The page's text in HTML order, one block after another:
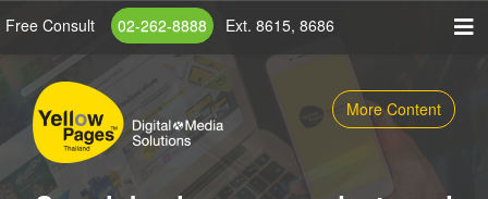
content
Free Consult 02-262-8888 Ext. 8615, 8686
More Content